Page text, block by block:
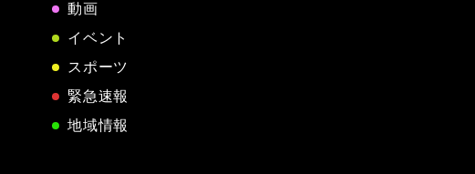
動画
イベント
スポーツ
緊急速報
地域情報